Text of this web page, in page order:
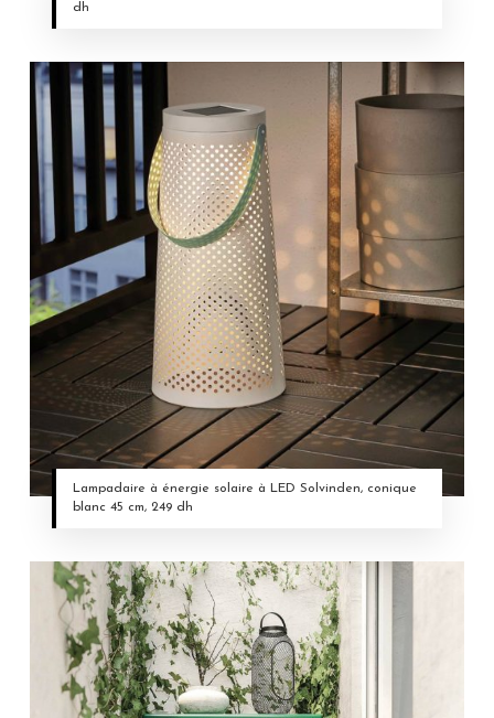
dh
Lampadaire à énergie solaire à LED Solvinden, conique
blanc 45 cm, 249 dh